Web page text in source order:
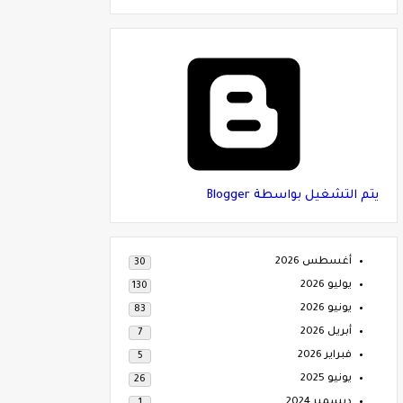
‏يتم التشغيل بواسطة Blogger
أغسطس 2026 30
يوليو 2026 130
يونيو 2026 83
أبريل 2026 7
فبراير 2026 5
يونيو 2025 26